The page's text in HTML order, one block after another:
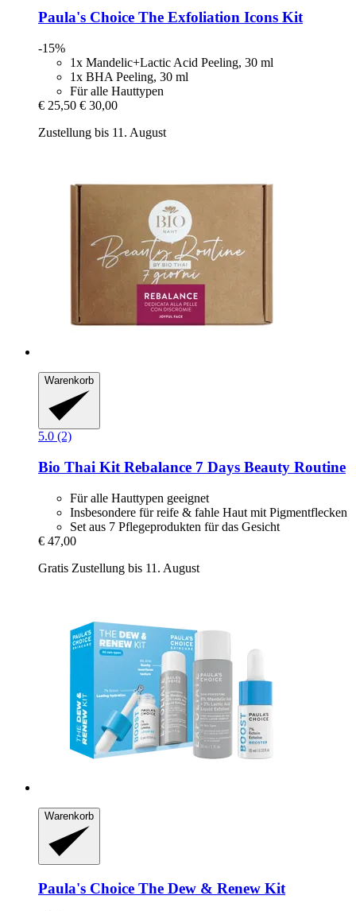
Paula's Choice The Exfoliation Icons Kit
-15%
1x Mandelic+Lactic Acid Peeling, 30 ml
1x BHA Peeling, 30 ml
Für alle Hauttypen
€ 25,50 € 30,00
Zustellung bis 11. August
Warenkorb
5.0 (2)
Bio Thai Kit Rebalance 7 Days Beauty Routine
Für alle Hauttypen geeignet
Insbesondere für reife & fahle Haut mit Pigmentflecken
Set aus 7 Pflegeprodukten für das Gesicht
€ 47,00
Gratis Zustellung bis 11. August
Warenkorb
Paula's Choice The Dew & Renew Kit